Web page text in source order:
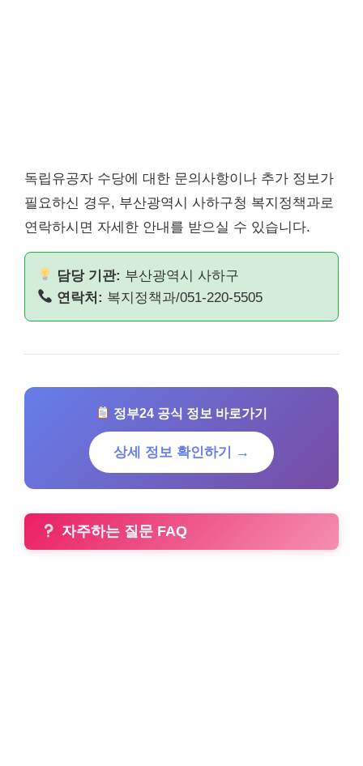
독립유공자 수당에 대한 문의사항이나 추가 정보가
필요하신 경우, 부산광역시 사하구청 복지정책과로
연락하시면 자세한 안내를 받으실 수 있습니다.
담당 기관: 부산광역시 사하구
연락처: 복지정책과/051-220-5505
정부24 공식 정보 바로가기
상세 정보 확인하기 →
자주하는 질문 FAQ